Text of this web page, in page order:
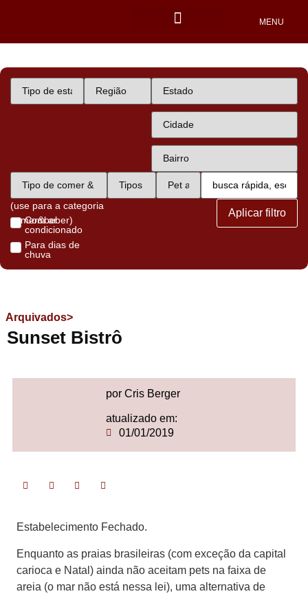
MENU
(use para a categoria
comer&beber)
Com ar
condicionado
Para dias de
chuva
Aplicar filtro
Arquivados>
Sunset Bistrô
por Cris Berger
atualizado em:
01/01/2019
Estabelecimento Fechado.
Enquanto as praias brasileiras (com exceção da capital
carioca e Natal) ainda não aceitam pets na faixa de
areia (o mar não está nessa lei), uma alternativa de